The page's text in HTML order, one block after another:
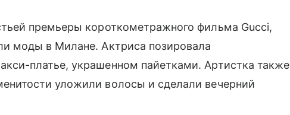
премьеры короткометражного фильма Gucci,
моды в Милане. Актриса позировала
платье, украшенном пайетками. Артистка также
уложили волосы и сделали вечерний